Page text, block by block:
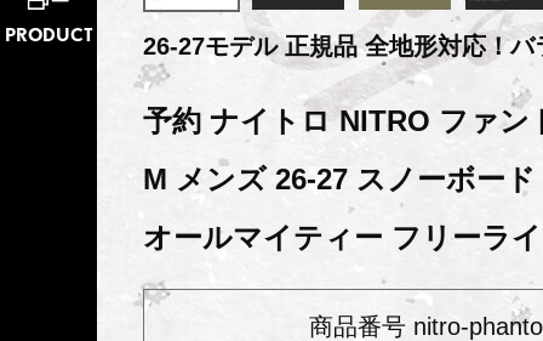
PRODUCT 26-27モデル 正規品 全地形対応！
予約 ナイトロ NITRO ファン
M メンズ 26-27 スノーボー
オールマイティー フリーラ
商品番号 nitro-